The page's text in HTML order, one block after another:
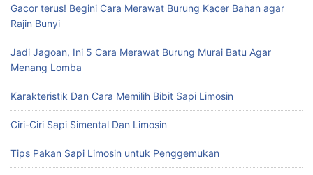
Gacor terus! Begini Cara Merawat Burung Kacer Bahan agar
Rajin Bunyi
Jadi Jagoan, Ini 5 Cara Merawat Burung Murai Batu Agar
Menang Lomba
Karakteristik Dan Cara Memilih Bibit Sapi Limosin
Ciri-Ciri Sapi Simental Dan Limosin
Tips Pakan Sapi Limosin untuk Penggemukan